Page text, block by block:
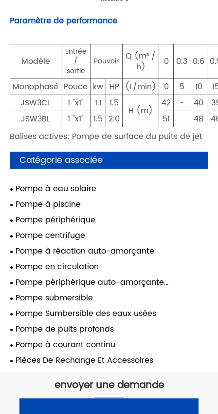
Paramètre de performance
Modèle
Entrée
/
sortie
Pouvoir
Q (m³ /
h)
0 0.3 0.6
Monophasé Pouce kw HP (L/min) 0 5 10
JSW3CL
1 "x1" 1.1 1.5
H (m)
42 - 40
JSW3BL
1 "x1" 1.5 2.0 51 48
Balises actives: Pompe de surface du puits de jet
Catégorie associée
Pompe à eau solaire
Pompe à piscine
Pompe périphérique
Pompe centrifuge
Pompe à réaction auto-amorçante
Pompe en circulation
Pompe périphérique auto-amorçante
automatique
Pompe submersible
Pompe Sumbersible des eaux usées
Pompe de puits profonds
Pompe à courant continu
Pièces De Rechange Et Accessoires
envoyer une demande